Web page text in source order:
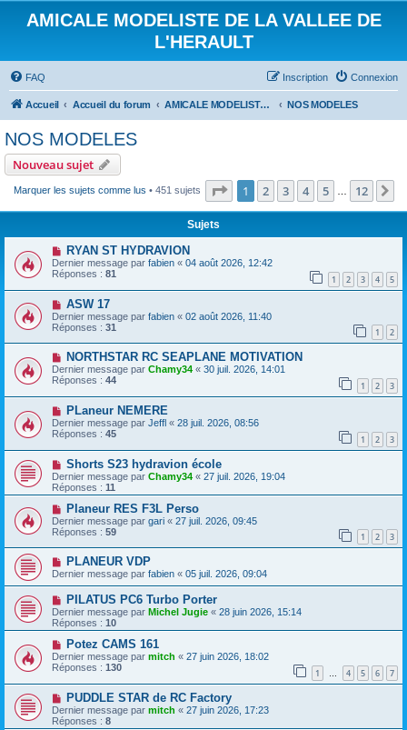
AMICALE MODELISTE DE LA VALLEE DE
L'HERAULT
FAQ Connexion
Inscription
Accueil Accueil du forum AMICALE MODELISTE DE LA VALLEE DE L'HERAULT NOS MODELES
NOS MODELES
Nouveau sujet
Marquer les sujets comme lus • 451 sujets Page 1sur12
1 2 3 4 5 12
Sujets
RYAN ST HYDRAVION
Dernier message par fabien « 04 août 2026, 12:42
Réponses : 81 1 2 3 4 5
ASW 17
Dernier message par fabien « 02 août 2026, 11:40
Réponses : 31 1 2
NORTHSTAR RC SEAPLANE MOTIVATION
Dernier message par Chamy34 « 30 juil. 2026, 14:01
Réponses : 44 1 2 3
PLaneur NEMERE
Dernier message par Jeffl « 28 juil. 2026, 08:56
Réponses : 45 1 2 3
Shorts S23 hydravion école
Dernier message par Chamy34 « 27 juil. 2026, 19:04
Réponses : 11
Planeur RES F3L Perso
Dernier message par gari « 27 juil. 2026, 09:45
Réponses : 59 1 2 3
PLANEUR VDP
Dernier message par fabien « 05 juil. 2026, 09:04
PILATUS PC6 Turbo Porter
Dernier message par Michel Jugie « 28 juin 2026, 15:14
Réponses : 10
Potez CAMS 161
Dernier message par mitch « 27 juin 2026, 18:02
Réponses : 130 1 … 4 5 6 7
PUDDLE STAR de RC Factory
Dernier message par mitch « 27 juin 2026, 17:23
Réponses : 8